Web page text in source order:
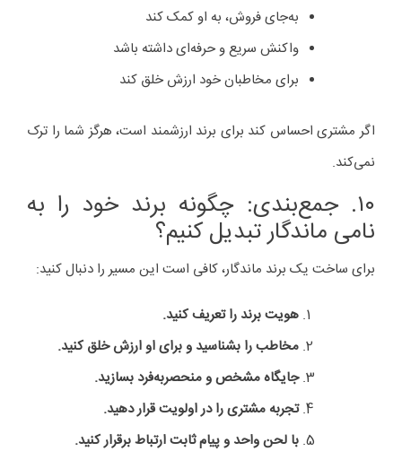
به‌جای فروش، به او کمک کند
واکنش سریع و حرفه‌ای داشته باشد
برای مخاطبان خود ارزش خلق کند
اگر مشتری احساس کند برای برند ارزشمند است، هرگز شما را ترک
نمی‌کند.
۱۰. جمع‌بندی: چگونه برند خود را به
نامی ماندگار تبدیل کنیم؟
برای ساخت یک برند ماندگار، کافی است این مسیر را دنبال کنید:
هویت برند را تعریف کنید.
مخاطب را بشناسید و برای او ارزش خلق کنید.
جایگاه مشخص و منحصربه‌فرد بسازید.
تجربه مشتری را در اولویت قرار دهید.
با لحن واحد و پیام ثابت ارتباط برقرار کنید.